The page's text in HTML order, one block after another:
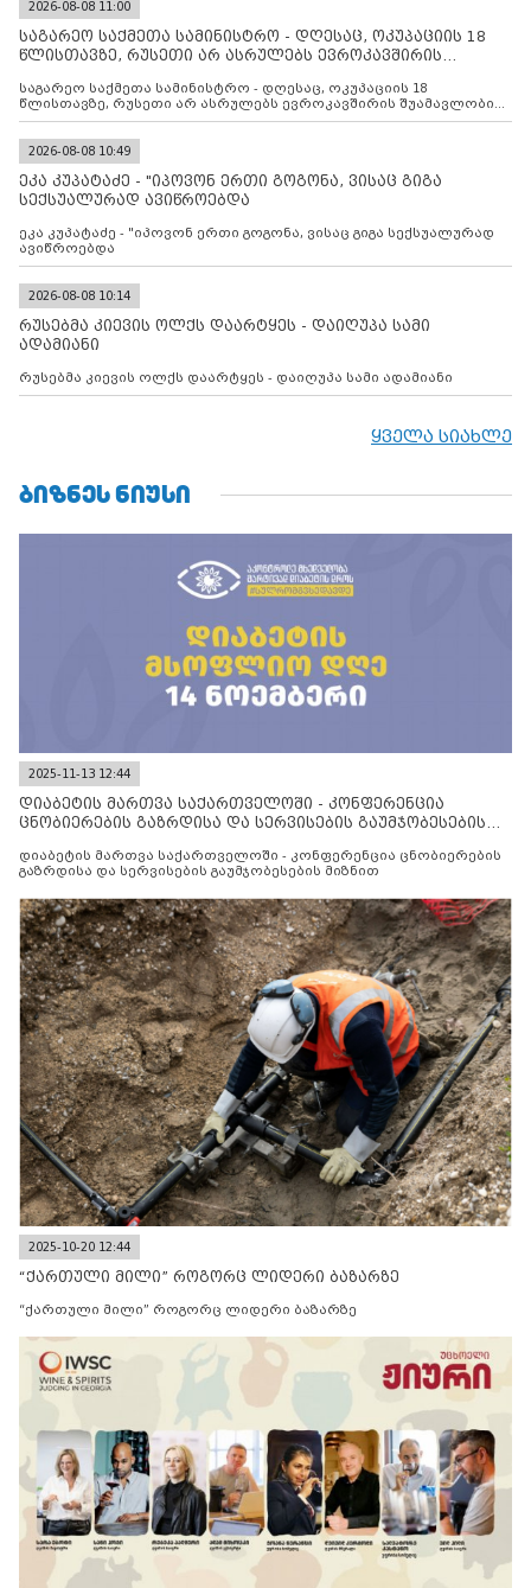
2026-08-08 11:00
საგარეო საქმეთა სამინისტრო - დღესაც, ოკუპაციის 18
წლისთავზე, რუსეთი არ ასრულებს ევროკავშირის
საგარეო საქმეთა სამინისტრო - დღესაც, ოკუპაციის 18
წლისთავზე, რუსეთი არ ასრულებს ევროკავშირის შუამავლობით
დადებულ 2008 წლის 12 აგვისტოს ცეცხლის შეწყვეტის
კონტროლს ოკუპირებულ რეგიონებში, აგრძელებს მათი
მილიტარიზაციის პროცესს და აქტიურად დგამს ნაბიჯებს მათი
ფაქტობრივი ანექსიისკენ
2026-08-08 10:49
ეკა კუპატაძე - "იპოვონ ერთი გოგონა, ვისაც გიგა
სექსუალურად ავიწროებდა
ეკა კუპატაძე - "იპოვონ ერთი გოგონა, ვისაც გიგა სექსუალურად
ავიწროებდა
2026-08-08 10:14
რუსებმა კიევის ოლქს დაარტყეს - დაიღუპა სამი
ადამიანი
რუსებმა კიევის ოლქს დაარტყეს - დაიღუპა სამი ადამიანი
ყველა სიახლე
ᲑᲘᲖᲜᲔᲡ ᲜᲘᲣᲡᲘ
2025-11-13 12:44
დიაბეტის მართვა საქართველოში - კონფერენცია
ცნობიერების გაზრდისა და სერვისების გაუმჯობესების
დიაბეტის მართვა საქართველოში - კონფერენცია ცნობიერების
გაზრდისა და სერვისების გაუმჯობესების მიზნით
2025-10-20 12:44
“ქართული მილი” როგორც ლიდერი ბაზარზე
“ქართული მილი” როგორც ლიდერი ბაზარზე